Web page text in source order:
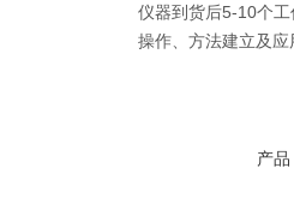
仪器到货后5-10个
操作、方法建立及
产品